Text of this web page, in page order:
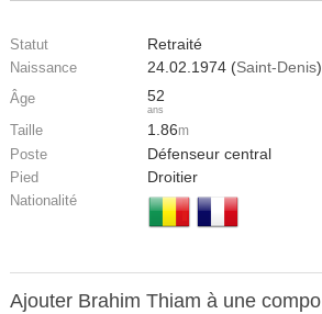
Statut Retraité
Naissance 24.02.1974 (Saint-Denis)
Âge 52
ans
Taille 1.86m
Poste Défenseur central
Pied Droitier
Nationalité
Ajouter Brahim Thiam à une compo